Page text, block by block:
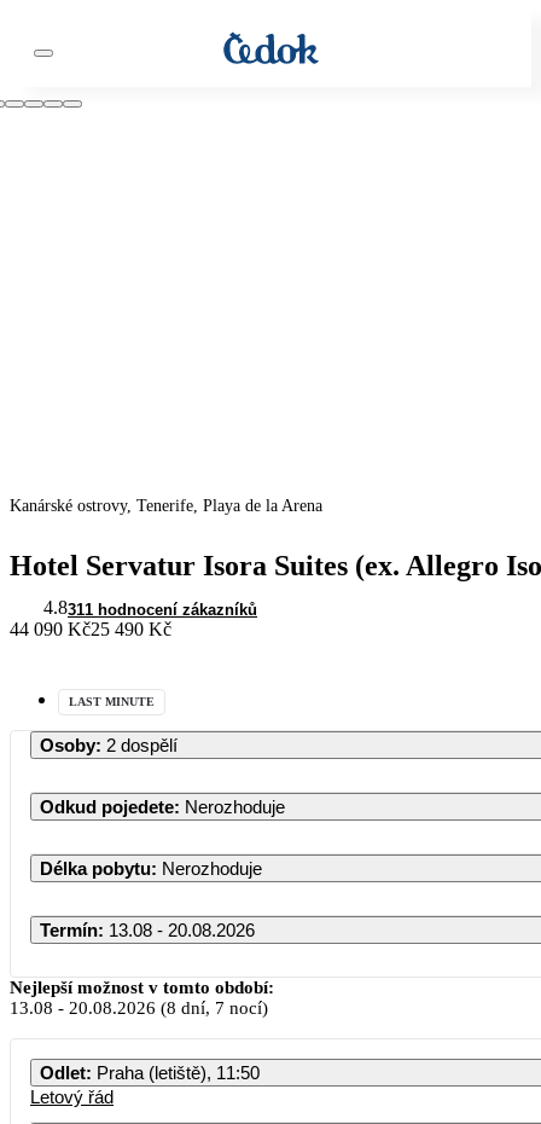
Kanárské ostrovy, Tenerife, Playa de la Arena
Hotel Servatur Isora Suites (ex. Allegro
4.8311 hodnocení zákazníků
44 090 Kč25 490 Kč
LAST MINUTE
Osoby: 2 dospělí
Odkud pojedete: Nerozhoduje
Délka pobytu: Nerozhoduje
Termín: 13.08 - 20.08.2026
Nejlepší možnost v tomto období:
13.08 - 20.08.2026 (8 dní, 7 nocí)
Odlet: Praha (letiště), 11:50
Letový řád